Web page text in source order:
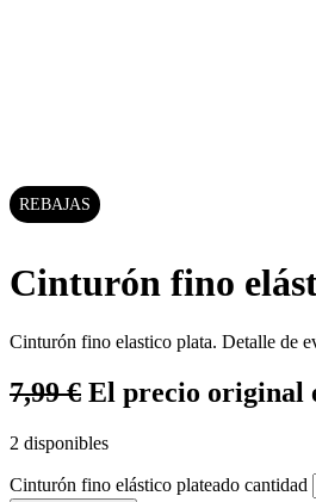
REBAJAS
Cinturón fino
Cinturón fino elastico plata. Detalle de
7,99€ El precio original
2 disponibles
Cinturón fino elástico plateado cantidad